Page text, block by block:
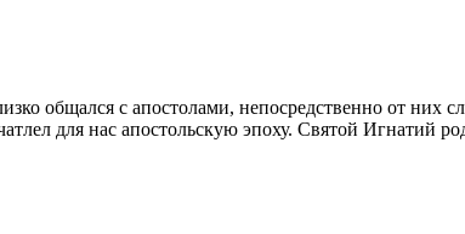
об­щал­ся с апо­сто­ла­ми, непо­сред­ствен­но от них
для нас апо­столь­скую эпо­ху. Свя­той Иг­на­тий